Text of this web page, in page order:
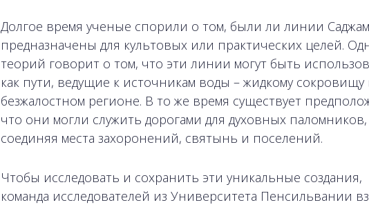
Долгое время ученые спорили о том, были ли линии
предназначены для культовых или практических целей.
теорий говорит о том, что эти линии могут быть
как пути, ведущие к источникам воды – жидкому сокровищу
безжалостном регионе. В то же время существует
что они могли служить дорогами для духовных паломников,
соединяя места захоронений, святынь и поселений.
Чтобы исследовать и сохранить эти уникальные создания,
команда исследователей из Университета Пенсильвании